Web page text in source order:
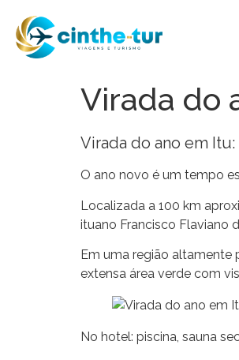
Virada do
Virada do ano em
O ano novo é um tempo
Localizada a 100 km
ituano Francisco Flaviano
Em uma região altamente
extensa área verde com
No hotel: piscina, sauna